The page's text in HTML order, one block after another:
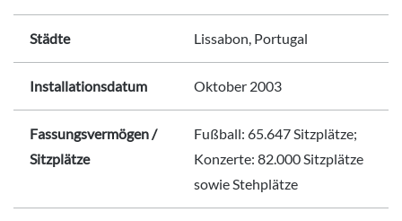
Städte Lissabon, Portugal
Installationsdatum Oktober 2003
Fassungsvermögen /
Sitzplätze
Fußball: 65.647 Sitzplätze;
Konzerte: 82.000 Sitzplätze
sowie Stehplätze